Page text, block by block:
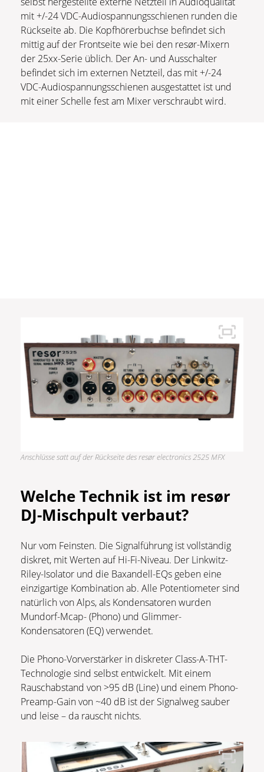
mit +/-24 VDC-Audiospannungsschienen runden die
Rückseite ab. Die Kopfhörerbuchse befindet sich
mittig auf der Frontseite wie bei den resør-Mixern
der 25xx-Serie üblich. Der An- und Ausschalter
befindet sich im externen Netzteil, das mit +/-24
VDC-Audiospannungsschienen ausgestattet ist und
mit einer Schelle fest am Mixer verschraubt wird.
Anschlüsse satt auf der Rückseite des resør electronics 2525 MFX
Welche Technik ist im resør
DJ-Mischpult verbaut?
Nur vom Feinsten. Die Signalführung ist vollständig
diskret, mit Werten auf Hi-Fi-Niveau. Der Linkwitz-
Riley-Isolator und die Baxandell-EQs geben eine
einzigartige Kombination ab. Alle Potentiometer sind
natürlich von Alps, als Kondensatoren wurden
Mundorf-Mcap- (Phono) und Glimmer-
Kondensatoren (EQ) verwendet.
Die Phono-Vorverstärker in diskreter Class-A-THT-
Technologie sind selbst entwickelt. Mit einem
Rauschabstand von >95 dB (Line) und einem Phono-
Preamp-Gain von ~40 dB ist der Signalweg sauber
und leise – da rauscht nichts.